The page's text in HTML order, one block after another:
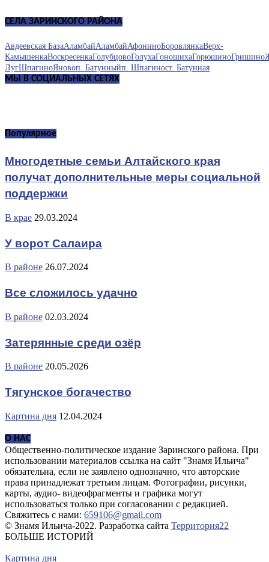
СЕЛА ЗАРИНСКОГО РАЙОНА
Авдеевская БазаАламбайАламбайАфониноБоровлянкаВерх-
КамышенкаВоскресенкаГолубцовоГолухаГоношихаГорюшиноГришино
ЛугШпагиноЯновоп. Батунныйп. Шпагиност. Батунная
МЫ В СОЦИАЛЬНЫХ СЕТЯХ
Популярное
Многодетные семьи Алтайского края
получат дополнительные меры социальной
поддержки
В крае 29.03.2024
У ворот Салаира
В районе 26.07.2024
Все сложилось удачно
В районе 02.03.2024
Затерянные среди озёр
В районе 20.05.2026
Тягунское богачество
Картина дня 12.04.2024
О НАС
Общественно-политическое издание Заринского района. При
использовании материалов ссылка на сайт "Знамя Ильича"
обязательна, если не заявлено однозначно, что авторские
права принадлежат третьим лицам. Фотографии, рисунки,
карты, аудио- видеофрагменты и графика могут
использоваться только при согласовании с редакцией.
Свяжитесь с нами: 659106@gmail.com
© Знамя Ильича-2022. Разработка сайта Территория22
БОЛЬШЕ ИСТОРИЙ
Картина дня